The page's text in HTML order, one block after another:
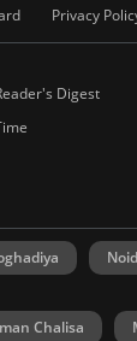
Privacy
Digest
Chalisa